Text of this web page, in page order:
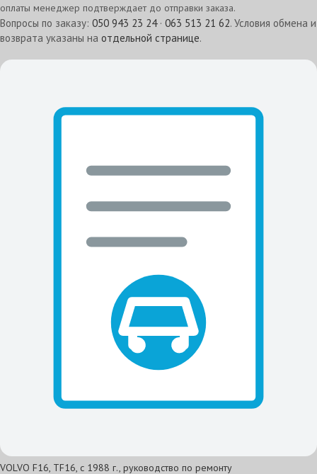
оплаты менеджер подтверждает до отправки заказа.
Вопросы по заказу: 050 943 23 24· 063 513 21 62. Условия обмена и
возврата указаны на отдельной странице.
VOLVO F16, TF16, с 1988 г., руководство по ремонту